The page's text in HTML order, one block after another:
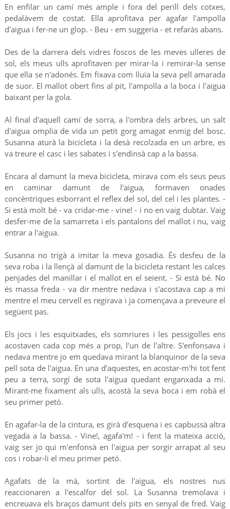
En enfilar un camí més ample i fora del perill dels cotxes,
pedalàvem de costat. Ella aprofitava per agafar l'ampolla
d'aigua i fer-ne un glop. - Beu - em suggeria - et refaràs abans.
Des de la darrera dels vidres foscos de les meves ulleres de
sol, els meus ulls aprofitaven per mirar-la i remirar-la sense
que ella se n'adonés. Em fixava com lluïa la seva pell amarada
de suor. El mallot obert fins al pit, l'ampolla a la boca i l'aigua
baixant per la gola.
Al final d'aquell camí de sorra, a l'ombra dels arbres, un salt
d'aigua omplia de vida un petit gorg amagat enmig del bosc.
Susanna aturà la bicicleta i la desà recolzada en un arbre, es
va treure el casc i les sabates i s'endinsà cap a la bassa.
Encara al damunt la meva bicicleta, mirava com els seus peus
en caminar damunt de l'aigua, formaven onades
concèntriques esborrant el reflex del sol, del cel i les plantes. -
Si està molt bé - va cridar-me - vine! - i no en vaig dubtar. Vaig
desfer-me de la samarreta i els pantalons del mallot i nu, vaig
entrar a l'aigua.
Susanna no trigà a imitar la meva gosadia. És desfeu de la
seva roba i la llençà al damunt de la bicicleta restant les calces
penjades del manillar i el mallot en el seient. - Si està bé. No
és massa freda - va dir mentre nedava i s'acostava cap a mi
mentre el meu cervell es regirava i ja començava a preveure el
següent pas.
Els jocs i les esquitxades, els somriures i les pessigolles ens
acostaven cada cop més a prop, l'un de l'altre. S'enfonsava i
nedava mentre jo em quedava mirant la blanquinor de la seva
pell sota de l'aigua. En una d'aquestes, en acostar-m'hi tot fent
peu a terra, sorgí de sota l'aigua quedant enganxada a mi.
Mirant-me fixament als ulls, acostà la seva boca i em robà el
seu primer petó.
En agafar-la de la cintura, es girà d'esquena i es capbussà altra
vegada a la bassa. - Vine!, agafa'm! - i fent la mateixa acció,
vaig ser jo qui m'enfonsà en l'aigua per sorgir arrapat al seu
cos i robar-li el meu primer petó.
Agafats de la mà, sortint de l'aigua, els nostres nus
reaccionaren a l'escalfor del sol. La Susanna tremolava i
encreuava els braços damunt dels pits en senyal de fred. Vaig